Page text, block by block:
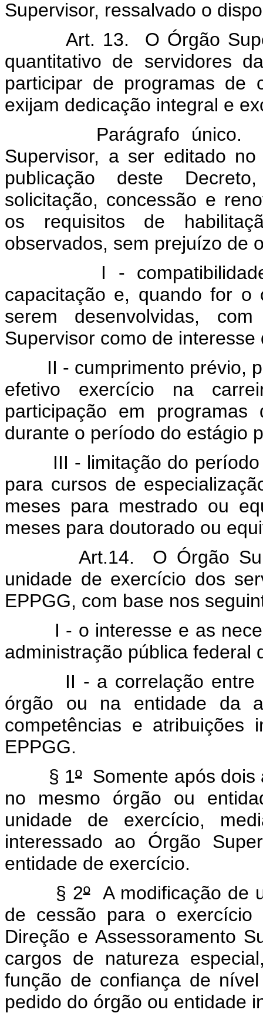
Supervisor, ressalvado o
Art. 13. O Órgão
quantitativo de servidores
participar de programas de
exijam dedicação integral e
Parágrafo único.
Supervisor, a ser editado
publicação deste
solicitação, concessão e
os requisitos de
observados, sem prejuízo de
I - compatibilidade
capacitação e, quando for o
serem desenvolvidas,
Supervisor como de
II - cumprimento prévio,
efetivo exercício na
participação em
durante o período do estágio
III - limitação do período
para cursos de
meses para mestrado ou
meses para doutorado ou
Art.14. O Órgão
unidade de exercício dos
EPPGG, com base nos
I - o interesse e as
administração pública federal
II - a correlação entre as
órgão ou na entidade da
competências e atribuições
EPPGG.
§ 1ºSomente após dois
no mesmo órgão ou
unidade de exercício,
interessado ao Órgão
entidade de exercício.
§ 2ºA modificação de
de cessão para o
Direção e Assessoramento
cargos de natureza
função de confiança de
pedido do órgão ou entidade